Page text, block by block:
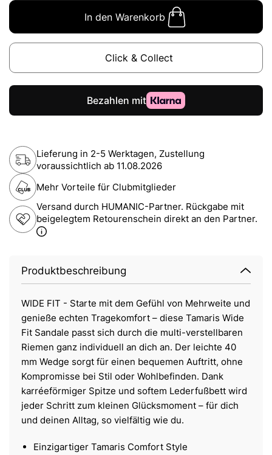
In den Warenkorb
Click & Collect
Lieferung in 2-5 Werktagen, Zustellung
voraussichtlich ab 11.08.2026
Mehr Vorteile für Clubmitglieder
Versand durch HUMANIC-Partner. Rückgabe mit
beigelegtem Retourenschein direkt an den Partner.
Produktbeschreibung
WIDE FIT - Starte mit dem Gefühl von Mehrweite und
genieße echten Tragekomfort – diese Tamaris Wide
Fit Sandale passt sich durch die multi-verstellbaren
Riemen ganz individuell an dich an. Der leichte 40
mm Wedge sorgt für einen bequemen Auftritt, ohne
Kompromisse bei Stil oder Wohlbefinden. Dank
karréeförmiger Spitze und softem Lederfußbett wird
jeder Schritt zum kleinen Glücksmoment – für dich
und deinen Alltag, so vielfältig wie du.
Einzigartiger Tamaris Comfort Style